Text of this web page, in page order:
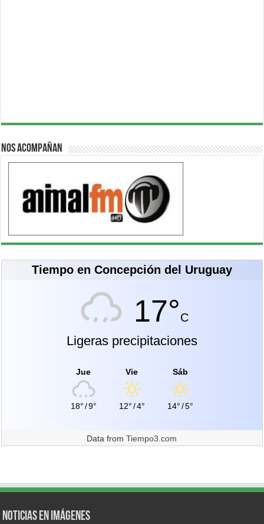
Nos acompañan
Tiempo en Concepción del Uruguay
17°C
Ligeras precipitaciones
Jue
18°/9°
Vie
12°/4°
Sáb
14°/5°
Data fromTiempo3.com
Noticias en Imágenes